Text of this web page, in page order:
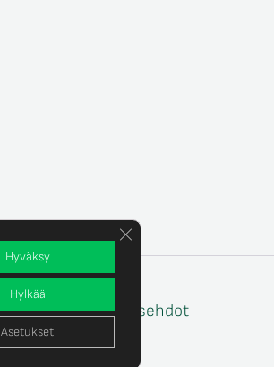
Tilaus- ja toimitusehdot
Hyväksy
Hylkää
Asetukset
Sulje evästebanneri